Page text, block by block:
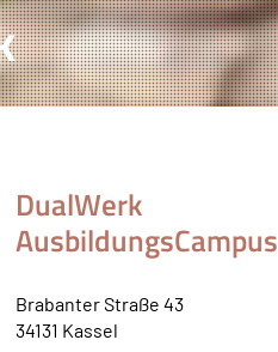
DualWerk
AusbildungsCampus
Brabanter Straße 43
34131 Kassel